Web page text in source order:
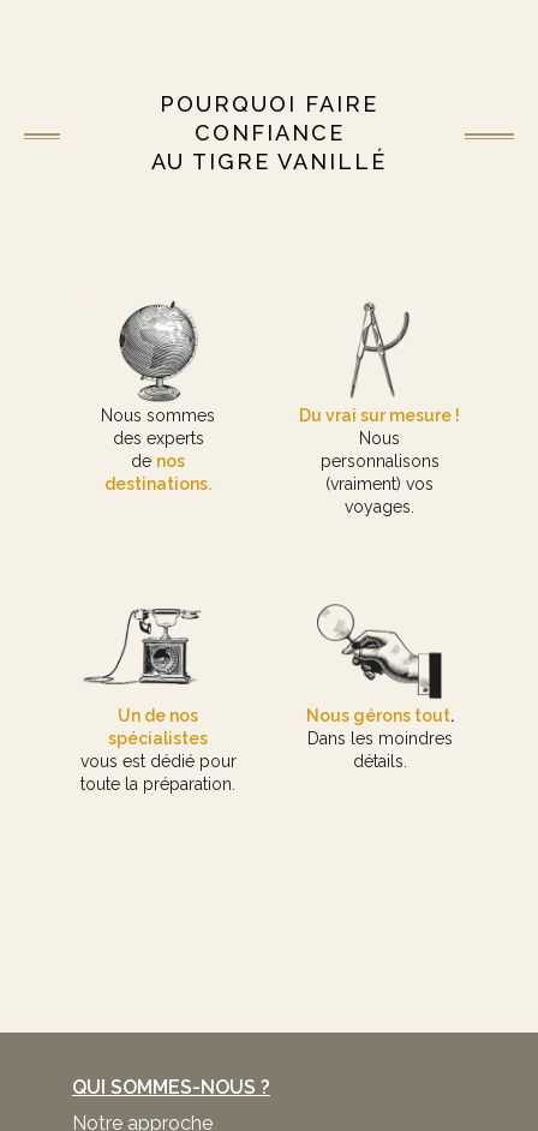
POURQUOI FAIRE
CONFIANCE
AU TIGRE VANILLÉ
Nous sommes
des experts
de nos
destinations.
Du vrai sur mesure !
Nous
personnalisons
(vraiment) vos
voyages.
Un de nos
spécialistes
vous est dédié pour
toute la préparation.
Nous gérons tout.
Dans les moindres
détails.
QUI SOMMES-NOUS ?
Notre approche